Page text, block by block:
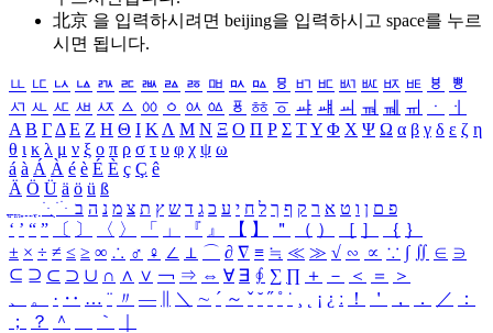
北京 을 입력하시려면 beijing을 입력하시고 space를 누르
시면 됩니다.
ㅥ ㅦ ㅧ ㅨ ㅩ ㅪ ㅫ ㅬ ㅭ ㅮ ㅯ ㅰ ㅱ ㅲ ㅳ ㅴ ㅵ ㅶ ㅷ ㅸ
ㅹ
ㅺ ㅻ ㅼ ㅽ ㅾ ㅿ ㆀ ㆁ ㆂ ㆃ ㆄ ㆅ ㆆ ㆇ ㆈ ㆉ ㆊ ㆋ ㆌ ㆍ
ㆎ
Α Β ΓΔ Ε Ζ Η Θ Ι ΚΛ Μ Ν Ξ Ο Π Ρ Σ ΤΥ Φ Χ Ψ Ω α β γ δ ε ζ η
θ ι κ λ μ ν ξ ο π ρ σ τ υ φ χ ψ ω
á à Á À é è É È ç Ç ê
Ä Ö Ü ä ö ü ß
ִֶֹ ֻּ ׁׂ פ ם ן ו ט א ר ק ף ך ל ח י ע כ ג ד ש ץ ת צ מ נ ה ב
‘ ’ “ ” 〔 〕 〈 〉 「 」 『 』 【 】 ＂ （ ） ［ ］ ｛ ｝
± × ÷ ≠ ≤ ≥ ∞ ∴ ♂ ♀ ∠ ⊥ ⌒ ∂ ∇ ≡ ≒ ≪ ≫ √ ∽ ∝ ∵ ∫ ∬ ∈ ∋
⊆ ⊇ ⊂ ⊃ ∪ ∩ ∧ ∨ ￢ ⇒ ⇔ ∀ ∃ ∮ ∑ ∏ ＋ － ＜ ＝
＞
、
。 · ‥ … ¨ 〃 ― ＼ ∼ ´ ～ ˇ ˘ ˝ ˚ ˙ ¸ ¡ ¿ ː ！ ＇ ， ． ／
：
；
？ ＾ ｀